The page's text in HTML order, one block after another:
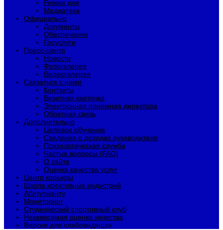
Режим дня
Медиатека
Официально
Документы
Обеспечение
Госуслуги
Пресс-центр
Новости
Фотогалерея
Видеогалерея
Связаться с нами
Контакты
Визитная карточка
Электронная приемная директора
Обратная связь
Дополнительно
Целевое обучение
Сведения о доходах руководителя
Психологическая служба
Частые вопросы (FAQ)
О сайте
Оценка качества услуг
Центр карьеры
Школа креативных индустрий
Абитуриенту
Мониторинг
Студенческий спортивный клуб
Независимая оценка качества
Версия для слабовидящих